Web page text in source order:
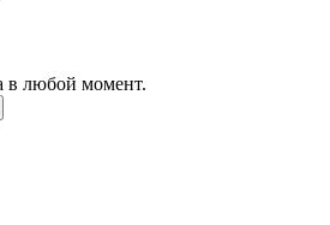
в любой момент.